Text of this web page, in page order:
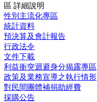
區 詳細說明
性別主流化專區
統計資料
預決算及會計報告
行政法令
文件下載
利益衝突迴避身分揭露專區
政策及業務宣導之執行情形
對民間團體補捐助經費
採購公告